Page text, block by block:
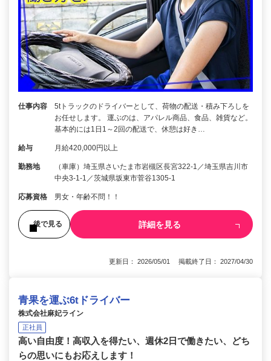
仕事内容
5tトラックのドライバーとして、荷物の配送・積み下ろしを
お任せします。 運ぶのは、アパレル商品、食品、雑貨など。
基本的には1日1～2回の配送で、休憩は好き…
給与 月給420,000円以上
勤務地
（車庫）埼玉県さいたま市岩槻区長宮322-1／埼玉県吉川市
中央3‐1‐1／茨城県坂東市菅谷1305-1
応募資格 男女・年齢不問！！
後で見る 詳細を見る
更新日： 2026/05/01 掲載終了日： 2027/04/30
青果を運ぶ6tドライバー
株式会社麻妃ライン
正社員
高い自由度！高収入を得たい、週休2日で働きたい、どち
らの思いにもお応えします！